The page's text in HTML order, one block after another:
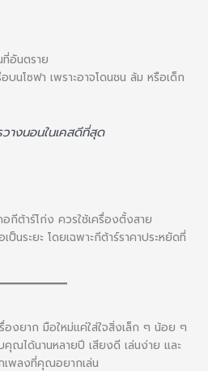
ที่อันตราย
นโซฟา เพราะอาจโดนชน ล้ม หรือเด็ก
างนอนในเคสดีที่สุด
กีต้าร์โก่ง ควรใช้เครื่องตั้งสาย
นระยะ โดยเฉพาะกีต้าร์ราคาประหยัดที่
องยาก มือใหม่แค่ใส่ใจสิ่งเล็ก ๆ น้อย ๆ
ณได้นานหลายปี เสียงดี เล่นง่าย และ
เพลงที่คุณอยากเล่น